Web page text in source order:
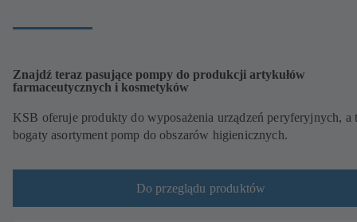
Znajdź teraz pasujące pompy do produkcji artykułów
farmaceutycznych i kosmetyków
KSB oferuje produkty do wyposażenia urządzeń peryferyjnych, a
bogaty asortyment pomp do obszarów higienicznych.
Do przeglądu produktów